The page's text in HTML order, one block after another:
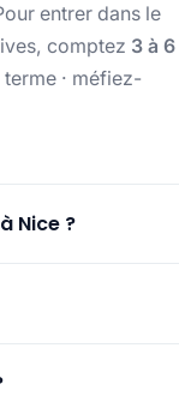
entrer dans le
comptez 3 à 6
· méfiez-
Nice ?
optimisation
(Search
backlinks),